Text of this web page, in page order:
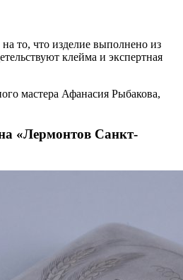
то, что изделие выполнено из
клейма и экспертная
мастера Афанасия Рыбакова,
«Лермонтов Санкт-